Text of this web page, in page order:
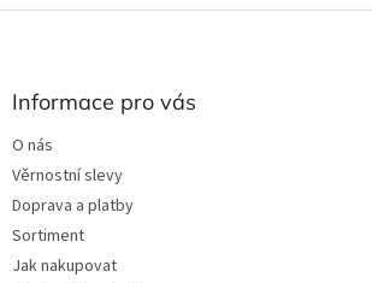
Z
Informace pro vás
O nás
Věrnostní slevy
Doprava a platby
Sortiment
Jak nakupovat